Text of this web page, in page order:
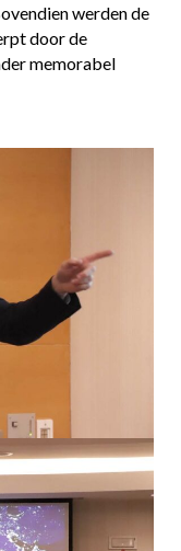
werden de
door de
memorabel